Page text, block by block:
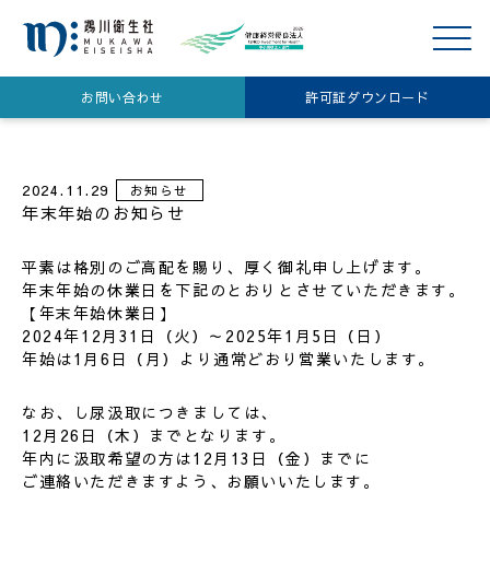
メニ
ュー
お問い合わせ 許可証ダウンロード
2024.11.29 お知らせ
年末年始のお知らせ
平素は格別のご高配を賜り、厚く御礼申し上げます。
年末年始の休業日を下記のとおりとさせていただきます。
【年末年始休業日】
2024年12月31日（火）～2025年1月5日（日）
年始は1月6日（月）より通常どおり営業いたします。
なお、し尿汲取につきましては、
12月26日（木）までとなります。
年内に汲取希望の方は12月13日（金）までに
ご連絡いただきますよう、お願いいたします。